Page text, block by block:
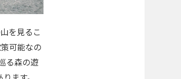
を見るこ
可能なの
る森の遊